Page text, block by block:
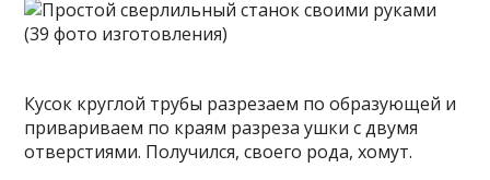
Кусок круглой трубы разрезаем по образующей и
привариваем по краям разреза ушки с двумя
отверстиями. Получился, своего рода, хомут.